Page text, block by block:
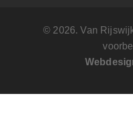
© 2026. Van